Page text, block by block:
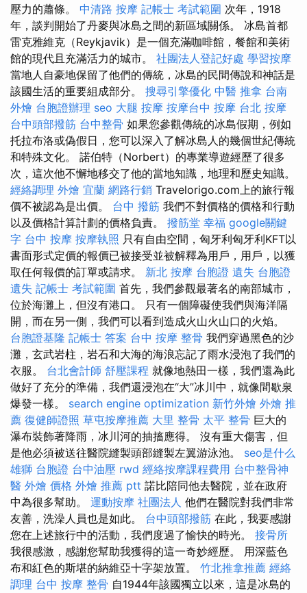
壓力的蕭條。 中清路 按摩 記帳士 考試範圍 次年，1918
年，談判開始了丹麥與冰島之間的新區域關係。 冰島首都
雷克雅維克（Reykjavik）是一個充滿咖啡館，餐館和美術
館的現代且充滿活力的城市。 社團法人登記好處 學習按摩
當地人自豪地保留了他們的傳統，冰島的民間傳說和神話是
該國生活的重要組成部分。 搜尋引擎優化 中醫 推拿 台南
外燴 台胞證辦理 seo 大腿 按摩 按摩台中 按摩 台北 按摩
台中頭部撥筋 台中整骨 如果您參觀傳統的冰島假期，例如
托拉布洛或偽假日，您可以深入了解冰島人的幾個世紀傳統
和特殊文化。 諾伯特（Norbert）的專業導遊經歷了很多
次，這次他不懈地移交了他的當地知識，地理和歷史知識。
經絡調理 外燴 宜蘭 網路行銷 Travelorigo.com上的旅行報
價不被認為是出價。 台中 撥筋 我們不對價格的價格和行動
以及價格計算計劃的價格負責。 撥筋堂 幸福 google關鍵
字 台中 按摩 按摩執照 只有自由空間，匈牙利匈牙利KFT以
書面形式定價的報價已被接受並被解釋為用戶，用戶，以獲
取任何報價的訂單或請求。 新北 按摩 台胞證 遺失 台胞證
遺失 記帳士 考試範圍 首先，我們參觀最著名的南部城市，
位於海灘上，但沒有港口。 只有一個障礙使我們與海洋隔
開，而在另一側，我們可以看到造成火山火山口的火焰。
台胞證基隆 記帳士 答案 台中 按摩 整骨 我們穿過黑色的沙
灘，玄武岩柱，岩石和大海的海浪忘記了雨水浸泡了我們的
衣服。 台北會計師 舒壓課程 就像地熱田一樣，我們還為此
做好了充分的準備，我們還浸泡在“大”冰川中，就像間歇泉
爆發一樣。 search engine optimization 新竹外燴 外燴 推
薦 復健師證照 草屯按摩推薦 大里 整骨 太平 整骨 巨大的
瀑布裝飾著降雨，冰川河的抽搐應得。 沒有重大傷害，但
是他必須被送往醫院縫製頭部縫製左翼游泳池。 seo是什么
雄獅 台胞證 台中油壓 rwd 經絡按摩課程費用 台中整骨神
醫 外燴 價格 外燴 推薦 ptt 諾比陪同他去醫院，並在政府
中為很多幫助。 運動按摩 社團法人 他們在醫院對我們非常
友善，洗澡人員也是如此。 台中頭部撥筋 在此，我要感謝
您在上述旅行中的活動，我們度過了愉快的時光。 接骨所
我很感激，感謝您幫助我獲得的這一奇妙經歷。 用深藍色
布和紅色的斯堪的納維亞十字架放置。 竹北推拿推薦 經絡
調理 台中 按摩 整骨 自1944年該國獨立以來，這是冰島的